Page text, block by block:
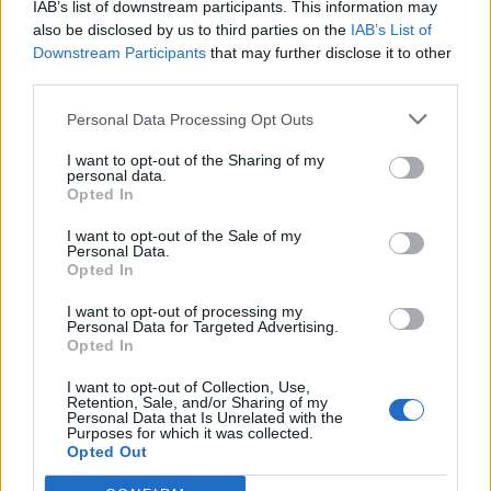
IAB’s list of downstream participants. This information may
also be disclosed by us to third parties on the IAB’s List of
Downstream Participants that may further disclose it to other
Personal Data Processing Opt Outs
I want to opt-out of the Sharing of my
personal data.
Opted In
I want to opt-out of the Sale of my
Personal Data.
Opted In
I want to opt-out of processing my
Personal Data for Targeted Advertising.
Opted In
I want to opt-out of Collection, Use,
Retention, Sale, and/or Sharing of my
Personal Data that Is Unrelated with the
Purposes for which it was collected.
Opted Out
της στο Βερολίνο από τις 26 έως
τις 28 Οκτωβρίου
Ο GR.EC.A. έλαβε μέρος στο 21st
με την καταπολέμηση του
21/07/26|11:34
αβεβαιότητας από τα «διόδια», τις
εμπορικές συμφωνίες και τον νέο
16/07/26|17:56
Business Know-how